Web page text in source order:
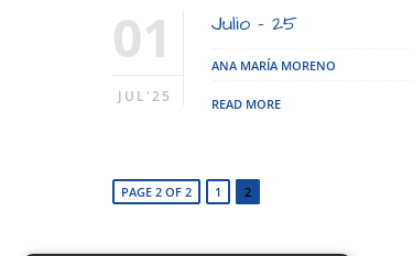
01
JUL'25
Julio – 25
ANA MARÍA MORENO
READ MORE
PAGE 2 OF 2 1 2